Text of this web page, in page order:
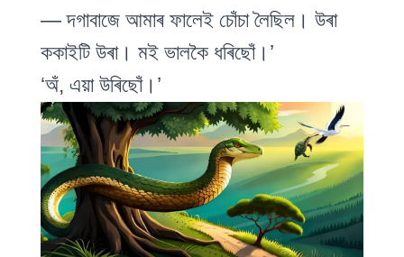
— দগাবাজে আমাৰ ফালেই চোঁচা লৈছিল। উৰা
ককাইটি উৰা। মই ভালকৈ ধৰিছোঁ।’
‘অঁ, এয়া উৰিছোঁ।’